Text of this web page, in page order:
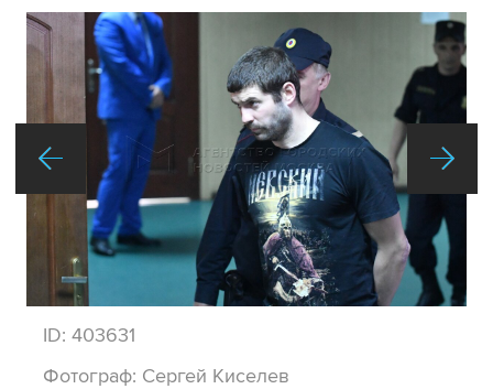
ID: 403631
Фотограф: Сергей Киселев